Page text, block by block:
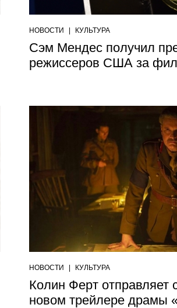
НОВОСТИ КУЛЬТУРА
Сэм Мендес получил
режиссеров США за
НОВОСТИ КУЛЬТУРА
Колин Ферт отправляет
новом трейлере драмы